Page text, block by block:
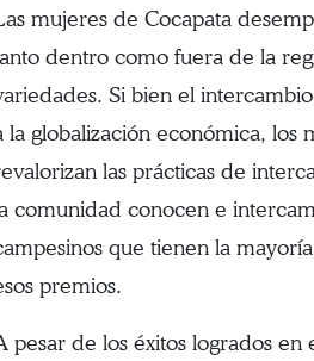
mujeres de Cocapata
dentro como fuera de la
Si bien el
la globalización económica, los
las prácticas de
comunidad conocen e
que tienen la
premios.
pesar de los éxitos logrados